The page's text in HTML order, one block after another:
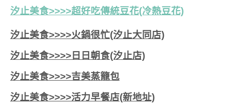
汐止美食>>>>超好吃傳統豆花(冷熱豆花)
汐止美食>>>>火鍋很忙(汐止大同店)
汐止美食>>>>日日朝食(汐止店)
汐止美食>>>>吉美蒸籠包
汐止美食>>>>活力早餐店(新地址)